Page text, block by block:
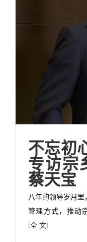
不忘初
专访宗
蔡天宝
八年的领导岁月
管理方式，推动
[全 文]